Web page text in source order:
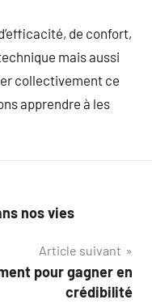
de confort,
mais aussi
collectivement ce
apprendre à les
nos vies
Article suivant
pour gagner en
crédibilité